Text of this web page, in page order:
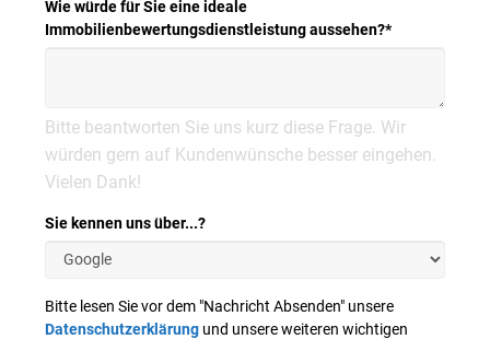
Wie würde für Sie eine ideale
Immobilienbewertungsdienstleistung aussehen?*
Bitte beantworten Sie uns kurz diese Frage. Wir
würden gern auf Kundenwünsche besser eingehen.
Vielen Dank!
Sie kennen uns über...?
Bitte lesen Sie vor dem "Nachricht Absenden" unsere
Datenschutzerklärung und unsere weiteren wichtigen